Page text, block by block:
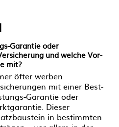
Garantie oder
und welche Vor-
mit?
öfter werben
mit einer Best-
Garantie oder
Dieser
in bestimmten